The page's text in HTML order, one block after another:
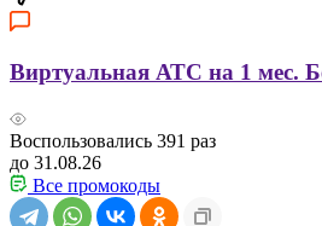
Виртуальная АТС на 1 мес.
Воспользовались 391 раз
до 31.08.26
Все промокоды